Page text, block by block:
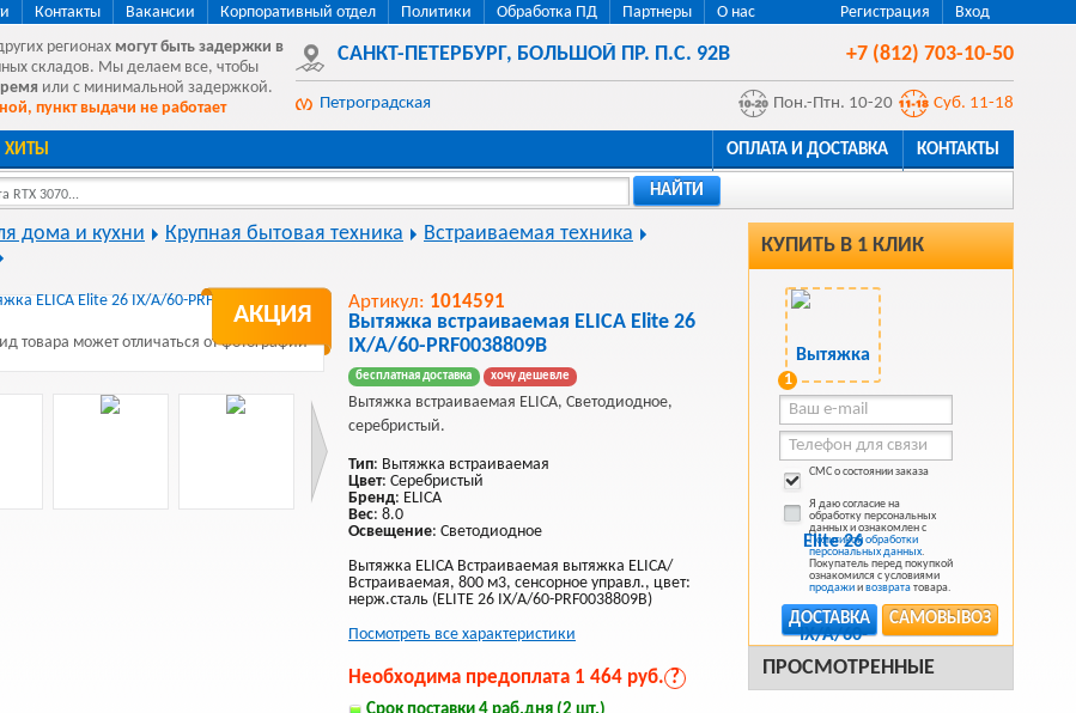
Регистрация Вход
Контакты Вакансии Корпоративный отдел Политики Обработка ПД Партнеры
О нас
регионах могут быть задержки в
складов. Мы делаем все, чтобы
или с минимальной задержкой.
пункт выдачи не работает
САНКТ-ПЕТЕРБУРГ, БОЛЬШОЙ ПР. П.С. 92В +7 (812) 703-10-50
Петроградская Пон.-Птн. 10-20 Суб. 11-18
ХИТЫ ОПЛАТА И ДОСТАВКА КОНТАКТЫ
RTX 3070... НАЙТИ
КУПИТЬ В 1 КЛИК
1
СМС о состоянии заказа
Я даю согласие на
обработку персональных
данных и ознакомлен с
Политикой обработки
персональных данных.
Покупатель перед покупкой
ознакомился с условиями
продажиивозврататовара.
САМОВЫВОЗ
ДОСТАВКА
ПРОСМОТРЕННЫЕ
дома и кухни Крупная бытовая техника
Встраиваемая техника
АКЦИЯ
товара может отличаться от фотографии
Артикул: 1014591
Вытяжка встраиваемая ELICA Elite 26
IX/A/60-PRF0038809B
бесплатная доставка хочу дешевле
Вытяжка встраиваемая ELICA, Светодиодное,
серебристый.
Тип: Вытяжка встраиваемая
Цвет: Серебристый
Бренд: ELICA
Вес: 8.0
Освещение: Светодиодное
Вытяжка ELICA Встраиваемая вытяжка ELICA/
Встраиваемая, 800 м3, сенсорное управл., цвет:
нерж.сталь (ELITE 26 IX/A/60-PRF0038809B)
Посмотреть все характеристики
Необходима предоплата 1 464 руб. ?